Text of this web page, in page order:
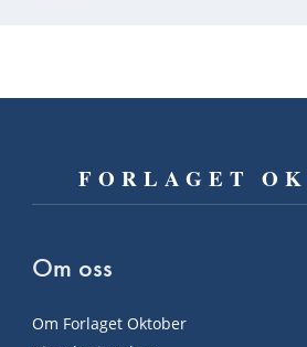
FORLAGET
Om oss
Om Forlaget Oktober